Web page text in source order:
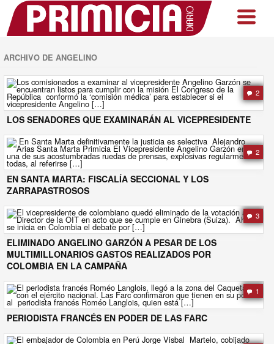
ARCHIVO DE ANGELINO
2
LOS SENADORES QUE EXAMINARÁN AL VICEPRESIDENTE
2
EN SANTA MARTA: FISCALÍA SECCIONAL Y LOS
ZARRAPASTROSOS
3
ELIMINADO ANGELINO GARZÓN A PESAR DE LOS
MULTIMILLONARIOS GASTOS REALIZADOS POR
COLOMBIA EN LA CAMPAÑA
1
PERIODISTA FRANCÉS EN PODER DE LAS FARC